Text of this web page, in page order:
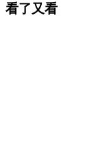
看了又看